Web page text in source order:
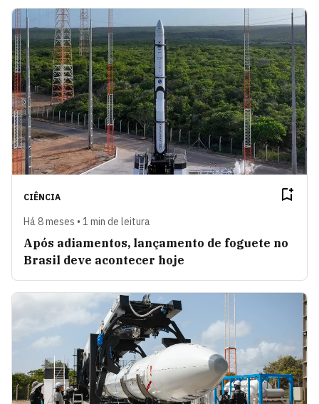
CIÊNCIA
Há 8 meses • 1 min de leitura
Após adiamentos, lançamento de foguete no
Brasil deve acontecer hoje